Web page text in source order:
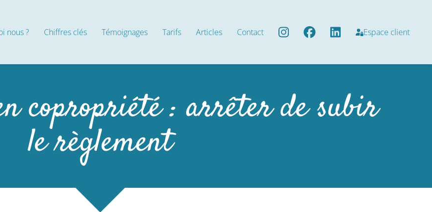
nous ? Chiffres clés Témoignages Tarifs Articles Contact Espace client
copropriété : arrêter de subir
le règlement